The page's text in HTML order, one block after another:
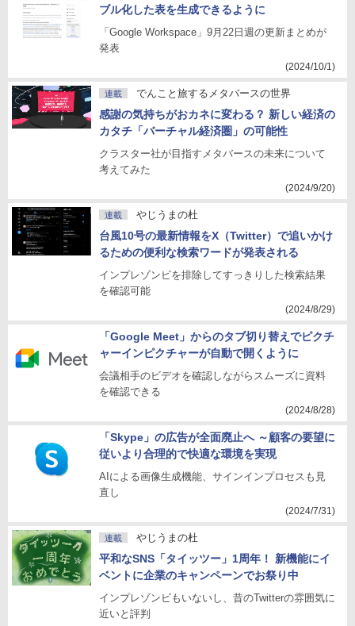
ブル化した表を生成できるように
「Google Workspace」9月22日週の更新まとめが
発表
(2024/10/1)
連載 でんこと旅するメタバースの世界
感謝の気持ちがおカネに変わる？ 新しい経済の
カタチ「バーチャル経済圏」の可能性
クラスター社が目指すメタバースの未来について
考えてみた
(2024/9/20)
連載 やじうまの杜
台風10号の最新情報をX（Twitter）で追いかけ
るための便利な検索ワードが発表される
インプレゾンビを排除してすっきりした検索結果
を確認可能
(2024/8/29)
「Google Meet」からのタブ切り替えでピクチ
ャーインピクチャーが自動で開くように
会議相手のビデオを確認しながらスムーズに資料
を確認できる
(2024/8/28)
「Skype」の広告が全面廃止へ ～顧客の要望に
従いより合理的で快適な環境を実現
AIによる画像生成機能、サインインプロセスも見
直し
(2024/7/31)
連載 やじうまの杜
平和なSNS「タイッツー」1周年！ 新機能にイ
ベントに企業のキャンペーンでお祭り中
インプレゾンビもいないし、昔のTwitterの雰囲気に
近いと評判